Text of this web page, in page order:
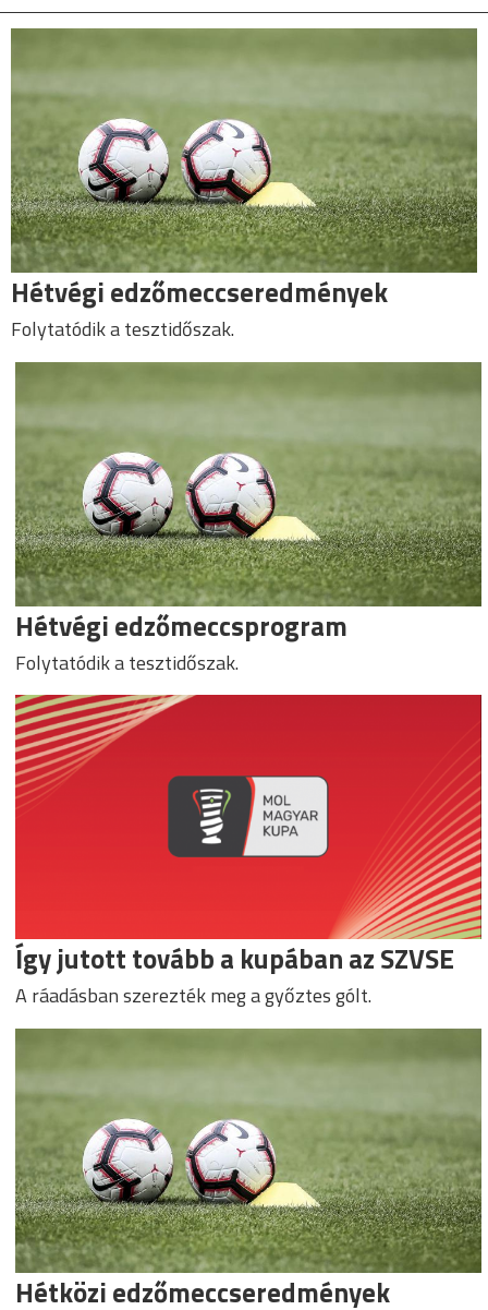
Hétvégi edzőmeccseredmények
Folytatódik a tesztidőszak.
Hétvégi edzőmeccsprogram
Folytatódik a tesztidőszak.
Így jutott tovább a kupában az SZVSE
A ráadásban szerezték meg a győztes gólt.
Hétközi edzőmeccseredmények